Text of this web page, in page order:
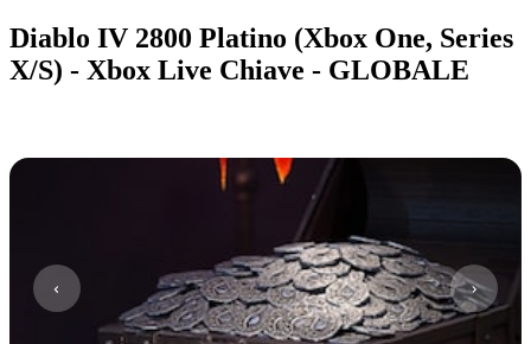
Diablo IV 2800 Platino (Xbox One, Series
X/S) - Xbox Live Chiave - GLOBALE